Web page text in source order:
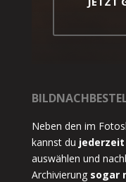
Neben den im
kannst du jederzeit
auswählen und
Archivierung sogar